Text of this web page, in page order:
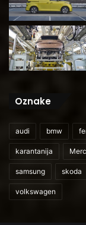
Oznake
audi bmw
karantanija
samsung skoda
volkswagen